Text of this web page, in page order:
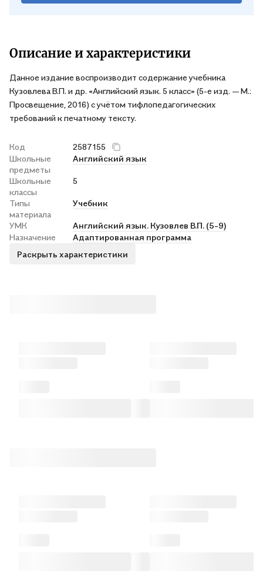
Описание и характеристики
Данное издание воспроизводит содержание учебника
Кузовлева В.П. и др. «Английский язык. 5 класс» (5-е изд. — М.:
Просвещение, 2016) с учётом тифлопедагогических
требований к печатному тексту.
Код
2587155
Школьные
предметы
Английский язык
Школьные
классы
5
Типы
материала
Учебник
УМК
Английский язык. Кузовлев В.П. (5-9)
Назначение
Адаптированная программа
Раскрыть характеристики